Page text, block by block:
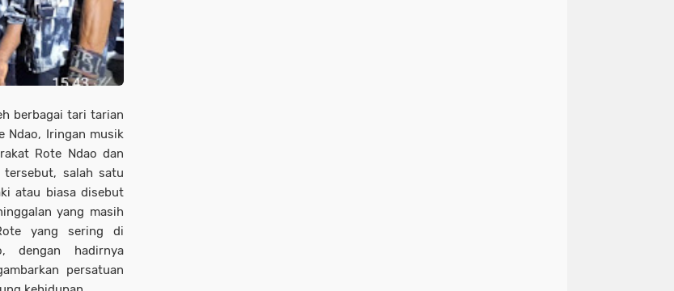
berbagai tari tarian
Ndao, Iringan musik
Rote Ndao dan
tersebut, salah satu
atau biasa disebut
yang masih
yang sering di
dengan hadirnya
persatuan